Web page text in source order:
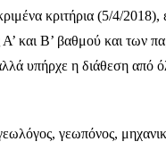
κριτήρια (5/4/
και Β’ βαθμού και των
υπήρχε η διάθεση από
γεωπόνος,